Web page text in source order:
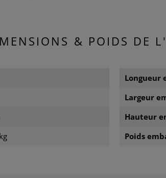
& POIDS DE
Longueur
Largeur
Hauteur
Poids